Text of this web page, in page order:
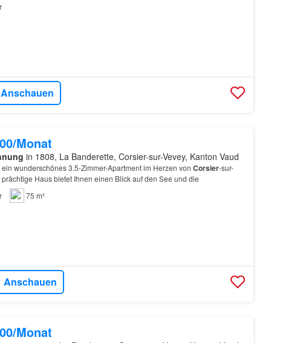
Anschauen
Monat
in 1808, La Banderette, Corsier-sur-Vevey, Kanton Vaud
wunderschönes 3.5-Zimmer-Apartment im Herzen von Corsier-sur-
prächtige Haus bietet Ihnen einen Blick auf den See und die
75 m²
Anschauen
Monat